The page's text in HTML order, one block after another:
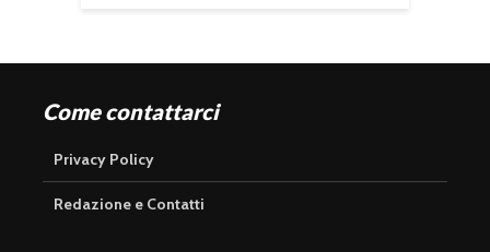
Come contattarci
Privacy Policy
Redazione e Contatti